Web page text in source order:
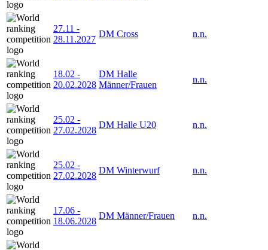
27.11 -
28.11.2027
DM Cross n.n.
18.02 -
20.02.2028
DM Halle
Männer/Frauen
n.n.
25.02 -
27.02.2028
DM Halle U20 n.n.
25.02 -
27.02.2028
DM Winterwurf n.n.
17.06 -
18.06.2028
DM Männer/Frauen n.n.